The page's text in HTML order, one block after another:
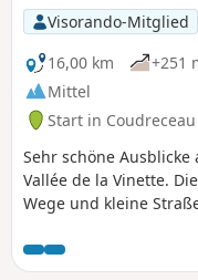
Visorando-Mitglied
16,00 km
+251
Mittel
Start in
Sehr schöne
Vallée de la Vinette.
Wege und kleine